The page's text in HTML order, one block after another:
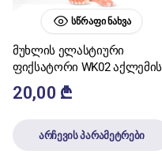
ᲡᲬᲠᲐᲤᲘ ᲜᲐᲮᲕᲐ
მუხლის ელასტიური
ფიქსატორი WK02 აქლემის
ბეწვის
20,00 ₾
არჩევის პარამეტრები